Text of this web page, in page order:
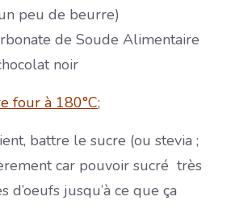
peu de beurre)
de Soude Alimentaire
noir
four à 180°C;
battre le sucre (ou stevia ;
car pouvoir sucré très
jusqu’à ce que ça